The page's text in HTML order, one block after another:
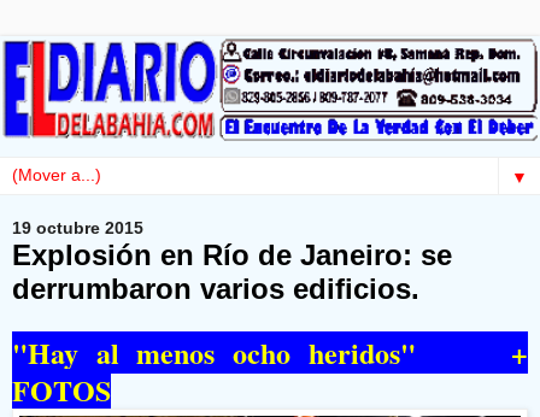
▼
19 octubre 2015
Explosión en Río de Janeiro: se
derrumbaron varios edificios.
"Hay al menos ocho heridos" +
FOTOS